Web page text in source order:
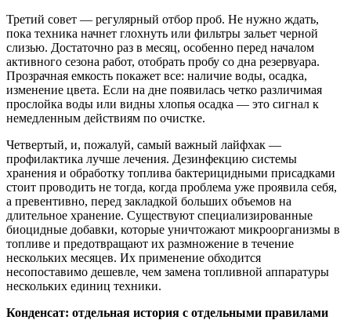
Третий совет — регулярный отбор проб. Не нужно ждать,
пока техника начнет глохнуть или фильтры зальет черной
слизью. Достаточно раз в месяц, особенно перед началом
активного сезона работ, отобрать пробу со дна резервуара.
Прозрачная емкость покажет все: наличие воды, осадка,
изменение цвета. Если на дне появилась четко различимая
прослойка воды или видны хлопья осадка — это сигнал к
немедленным действиям по очистке.
Четвертый, и, пожалуй, самый важный лайфхак —
профилактика лучше лечения. Дезинфекцию системы
хранения и обработку топлива бактерицидными присадками
стоит проводить не тогда, когда проблема уже проявила себя,
а превентивно, перед закладкой больших объемов на
длительное хранение. Существуют специализированные
биоцидные добавки, которые уничтожают микроорганизмы в
топливе и предотвращают их размножение в течение
нескольких месяцев. Их применение обходится
несопоставимо дешевле, чем замена топливной аппаратуры
нескольких единиц техники.
Конденсат: отдельная история с отдельными правилами